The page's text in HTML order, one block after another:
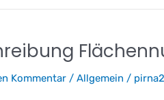
Kommentar / Allgemein /